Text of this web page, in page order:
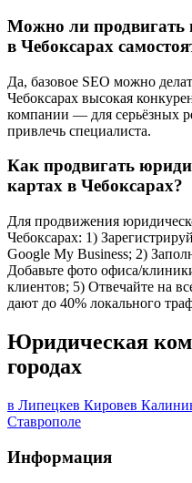
Можно ли
в Чебоксарах
Да, базовое SEO можно
Чебоксарах высокая
компании — для серьёзных
привлечь специалиста.
Как продвигать
картах в Чебоксарах?
Для продвижения
Чебоксарах: 1)
Google My Business; 2)
Добавьте фото офиса/
клиентов; 5) Отвечайте на
дают до 40% локального
Юридическая
городах
в Липецкев Кировев
Ставрополе
Информация